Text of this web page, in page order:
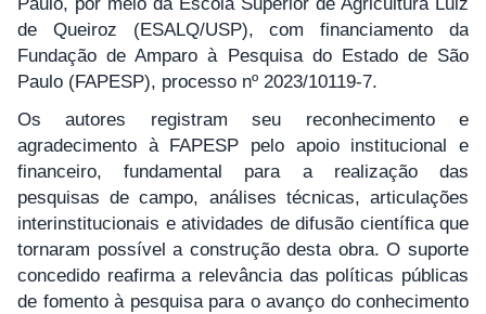
de Queiroz (ESALQ/USP), com financiamento da
Fundação de Amparo à Pesquisa do Estado de São
Paulo (FAPESP), processo nº 2023/10119-7.
Os autores registram seu reconhecimento e
agradecimento à FAPESP pelo apoio institucional e
financeiro, fundamental para a realização das
pesquisas de campo, análises técnicas, articulações
interinstitucionais e atividades de difusão científica que
tornaram possível a construção desta obra. O suporte
concedido reafirma a relevância das políticas públicas
de fomento à pesquisa para o avanço do conhecimento